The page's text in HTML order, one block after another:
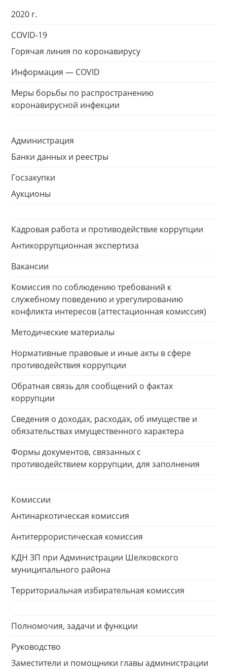
2020 г.
COVID-19
Горячая линия по коронавирусу
Информация — COVID
Меры борьбы по распространению
коронавирусной инфекции
Администрация
Банки данных и реестры
Госзакупки
Аукционы
Кадровая работа и противодействие коррупции
Антикоррупционная экспертиза
Вакансии
Комиссия по соблюдению требований к
служебному поведению и урегулированию
конфликта интересов (аттестационная комиссия)
Методические материалы
Нормативные правовые и иные акты в сфере
противодействия коррупции
Обратная связь для сообщений о фактах
коррупции
Сведения о доходах, расходах, об имуществе и
обязательствах имущественного характера
Формы документов, связанных с
противодействием коррупции, для заполнения
Комиссии
Антинаркотическая комиссия
Антитеррористическая комиссия
КДН ЗП при Администрации Шелковского
муниципального района
Территориальная избирательная комиссия
Полномочия, задачи и функции
Руководство
Заместители и помощники главы администрации